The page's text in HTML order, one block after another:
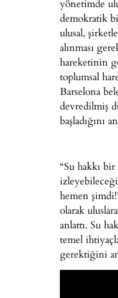
yönetimde
demokratik
ulusal,
alınması
hareketinin
toplumsal
Barselona
devredilmiş
başladığını
“Su hakkı
hemen
olarak
anlattı. Su
temel
gerektiğini